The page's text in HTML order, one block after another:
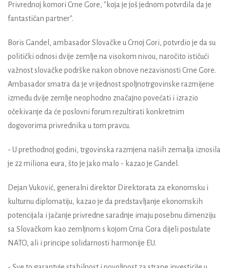
Privrednoj komori Crne Gore, "koja je još jednom potvrdila da je
fantastičan partner".
Boris Gandel, ambasador Slovačke u Crnoj Gori, potvrdio je da su
politički odnosi dvije zemlje na visokom nivou, naročito ističući
važnost slovačke podrške nakon obnove nezavisnosti Crne Gore.
Ambasador smatra da je vrijednost spoljnotrgovinske razmijene
između dvije zemlje neophodno značajno povećati i izrazio
očekivanje da će poslovni forum rezultirati konkretnim
dogovorima privrednika u tom pravcu.
- U prethodnoj godini, trgovinska razmjena naših zemalja iznosila
je 22 miliona eura, što je jako malo - kazao je Gandel.
Dejan Vuković, generalni direktor Direktorata za ekonomsku i
kulturnu diplomatiju, kazao je da predstavljanje ekonomskih
potencijala i jačanje privredne saradnje imaju posebnu dimenziju
sa Slovačkom kao zemljnom s kojom Crna Gora dijeli postulate
NATO, ali i principe solidarnosti harmonije EU.